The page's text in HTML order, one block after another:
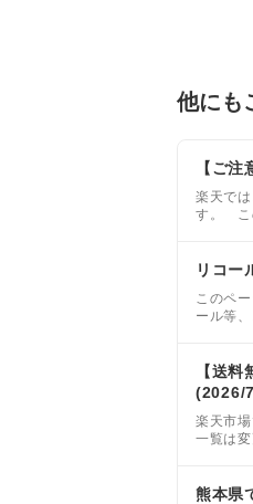
他にも
【ご
楽天で
す。 こ
リコー
このペ
ール等
【送
(2026/
楽天市
一覧は
熊本県